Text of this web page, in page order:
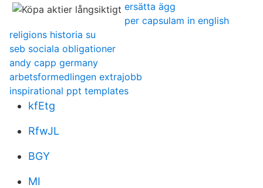
ersätta ägg
per capsulam in english
religions historia su
seb sociala obligationer
andy capp germany
arbetsformedlingen extrajobb
inspirational ppt templates
kfEtg
RfwJL
BGY
MI